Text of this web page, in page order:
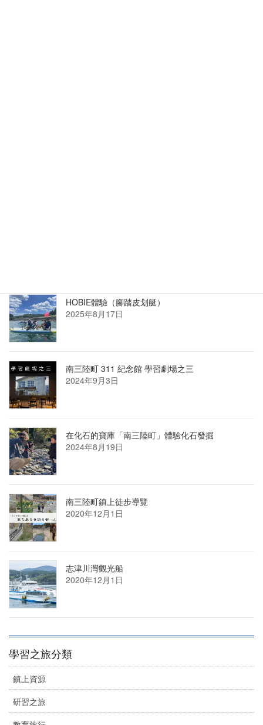
HOBIE體驗（腳踏皮划艇）
2025年8月17日
南三陸町 311 紀念館 學習劇場之三
2024年9月3日
在化石的寶庫「南三陸町」體驗化石發掘
2024年8月19日
南三陸町鎮上徒步導覽
2020年12月1日
志津川灣觀光船
2020年12月1日
學習之旅分類
鎮上資源
研習之旅